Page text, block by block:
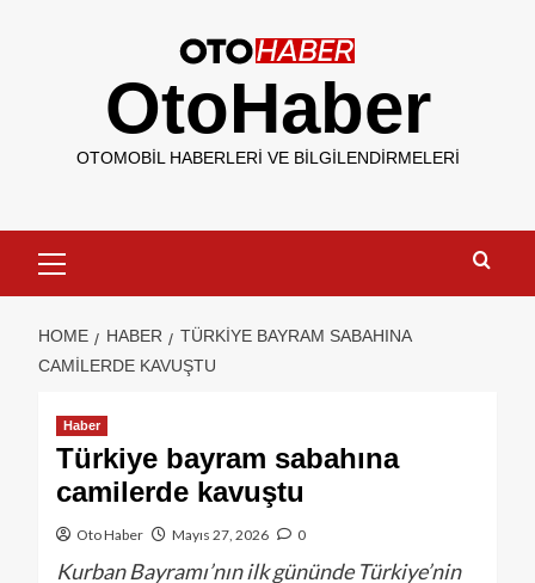
OtoHaber
OTOMOBIL HABERLERI VE BILGILENDIRMELERI
HOME HABER
TÜRKIYE BAYRAM SABAHINA
CAMILERDE KAVUŞTU
Haber
Türkiye bayram sabahına
camilerde kavuştu
Oto Haber Mayıs 27, 2026 0
Kurban Bayramı’nın ilk gününde Türkiye’nin